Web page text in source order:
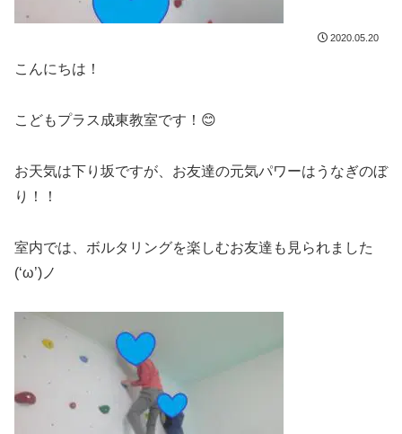
2020.05.20
こんにちは！
こどもプラス成東教室です！😊
お天気は下り坂ですが、お友達の元気パワーはうなぎのぼ
り！！
室内では、ボルタリングを楽しむお友達も見られました
(‘ω’)ノ